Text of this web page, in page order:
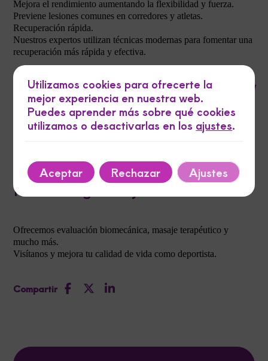
Mejora el rendimiento aumentando la flexibilidad y fuerza.
Previene lesiones comunes en corredores y atletas.
Recuperación rápida.
Nuestros expertos utilizan técnicas modernas para fomentar una
recuperación más rápida y efectiva.
En nuestra clínica, combinamos tecnología
avanzada con enfoque personalizado.
Únete a los miles de atletas que confían en
Servicios destacados en
Fisiorunningmoncayo
Ofrecemos evaluación biomecánica, masaje terapéutico y
mucho más.
Visítanos y mejora tu calidad de vida como deportista.
Compartir
Utilizamos cookies para ofrecerte la
mejor experiencia en nuestra web.
Puedes aprender más sobre qué cookies
utilizamos o desactivarlas en los ajustes.
Aceptar Rechazar Ajustes